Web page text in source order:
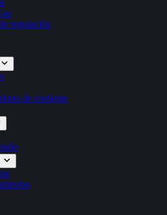
regulación
de corriente